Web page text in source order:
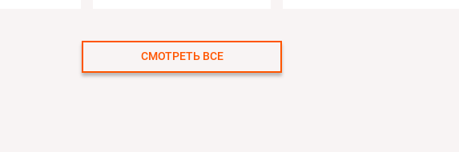
СМОТРЕТЬ ВСЕ